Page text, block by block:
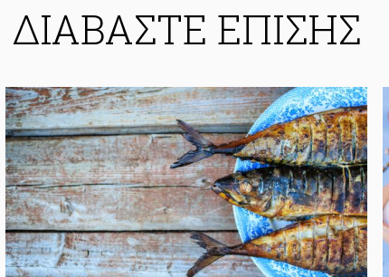
ΔΙΑΒΑΣΤΕ ΕΠΙΣΗΣ